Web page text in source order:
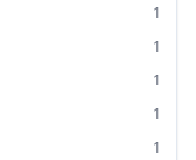
1
1
1
1
1